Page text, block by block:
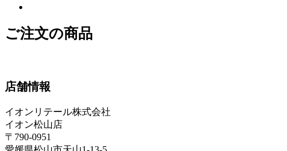
ご注文の商品
店舗情報
イオンリテール株式会社
イオン松山店
〒790-0951